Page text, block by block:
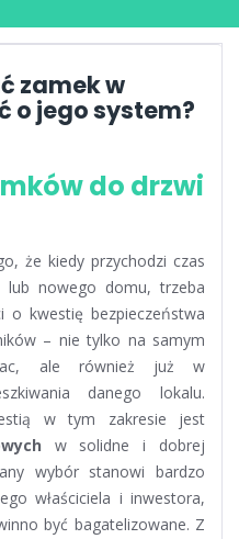
zamek w
o jego system?
do drzwi
że kiedy przychodzi czas
lub nowego domu, trzeba
o kwestię bezpieczeństwa
– nie tylko na samym
ale również już w
danego lokalu.
w tym zakresie jest
w solidne i dobrej
wybór stanowi bardzo
właściciela i inwestora,
być bagatelizowane. Z